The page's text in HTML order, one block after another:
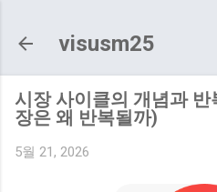
visusm25
시장 사이클의 개념과 반
장은 왜 반복될까)
5월 21, 2026